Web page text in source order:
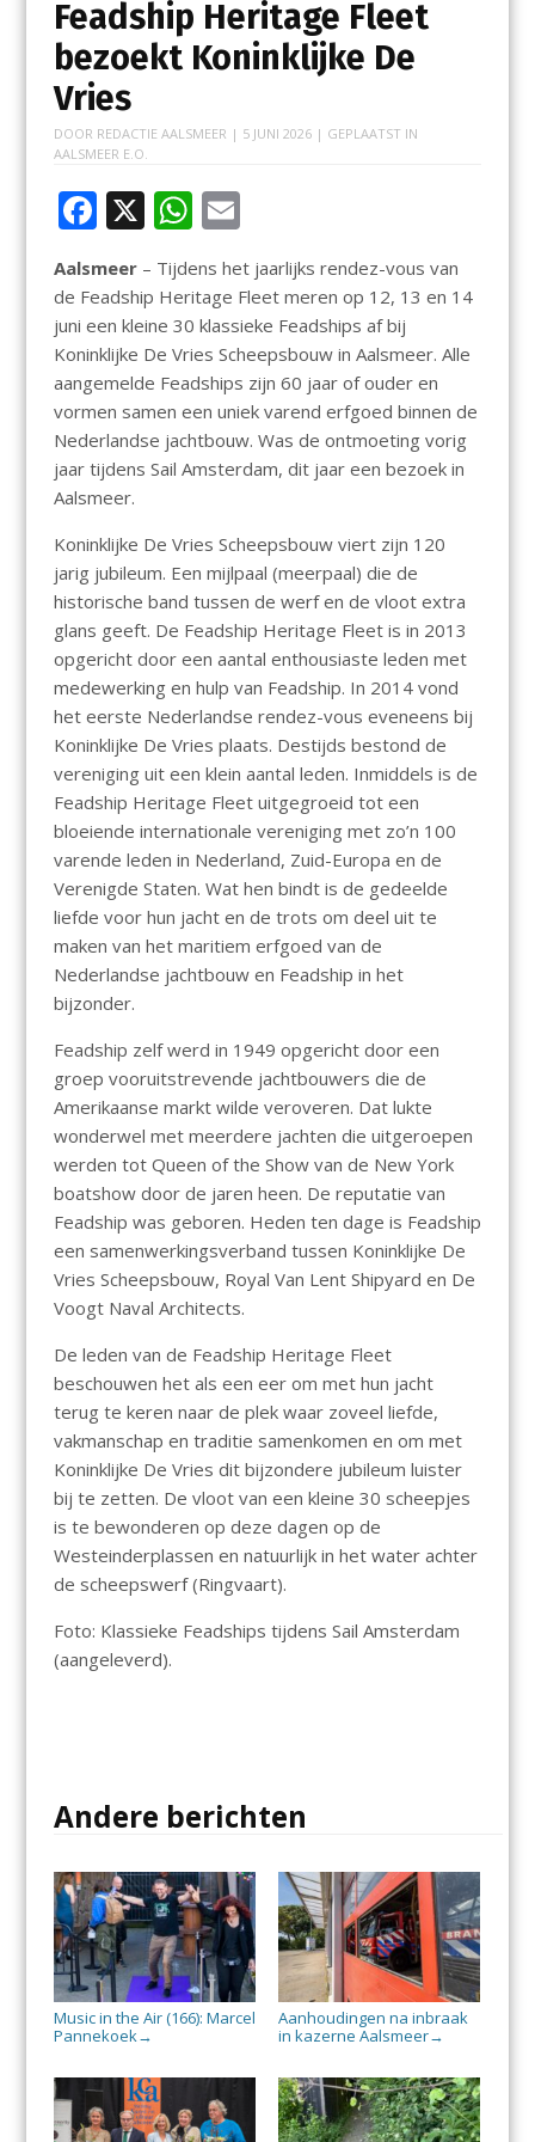
Feadship Heritage Fleet
bezoekt Koninklijke De
Vries
DOOR REDACTIE AALSMEER | 5 JUNI 2026| GEPLAATST IN
AALSMEER E.O.
F
e
b
o
o
k
X W
at
s
A
p
p
E
ai
l
Aalsmeer– Tijdens het jaarlijks rendez-vous van
de Feadship Heritage Fleet meren op 12, 13 en 14
juni een kleine 30 klassieke Feadships af bij
Koninklijke De Vries Scheepsbouw in Aalsmeer. Alle
aangemelde Feadships zijn 60 jaar of ouder en
vormen samen een uniek varend erfgoed binnen de
Nederlandse jachtbouw. Was de ontmoeting vorig
jaar tijdens Sail Amsterdam, dit jaar een bezoek in
Aalsmeer.
Koninklijke De Vries Scheepsbouw viert zijn 120
jarig jubileum. Een mijlpaal (meerpaal) die de
historische band tussen de werf en de vloot extra
glans geeft. De Feadship Heritage Fleet is in 2013
opgericht door een aantal enthousiaste leden met
medewerking en hulp van Feadship. In 2014 vond
het eerste Nederlandse rendez-vous eveneens bij
Koninklijke De Vries plaats. Destijds bestond de
vereniging uit een klein aantal leden. Inmiddels is de
Feadship Heritage Fleet uitgegroeid tot een
bloeiende internationale vereniging met zo’n 100
varende leden in Nederland, Zuid-Europa en de
Verenigde Staten. Wat hen bindt is de gedeelde
liefde voor hun jacht en de trots om deel uit te
maken van het maritiem erfgoed van de
Nederlandse jachtbouw en Feadship in het
bijzonder.
Feadship zelf werd in 1949 opgericht door een
groep vooruitstrevende jachtbouwers die de
Amerikaanse markt wilde veroveren. Dat lukte
wonderwel met meerdere jachten die uitgeroepen
werden tot Queen of the Show van de New York
boatshow door de jaren heen. De reputatie van
Feadship was geboren. Heden ten dage is Feadship
een samenwerkingsverband tussen Koninklijke De
Vries Scheepsbouw, Royal Van Lent Shipyard en De
Voogt Naval Architects.
De leden van de Feadship Heritage Fleet
beschouwen het als een eer om met hun jacht
terug te keren naar de plek waar zoveel liefde,
vakmanschap en traditie samenkomen en om met
Koninklijke De Vries dit bijzondere jubileum luister
bij te zetten. De vloot van een kleine 30 scheepjes
is te bewonderen op deze dagen op de
Westeinderplassen en natuurlijk in het water achter
de scheepswerf (Ringvaart).
Foto: Klassieke Feadships tijdens Sail Amsterdam
(aangeleverd).
Andere berichten
Music in the Air (166): Marcel
Pannekoek→
Aanhoudingen na inbraak
in kazerne Aalsmeer→